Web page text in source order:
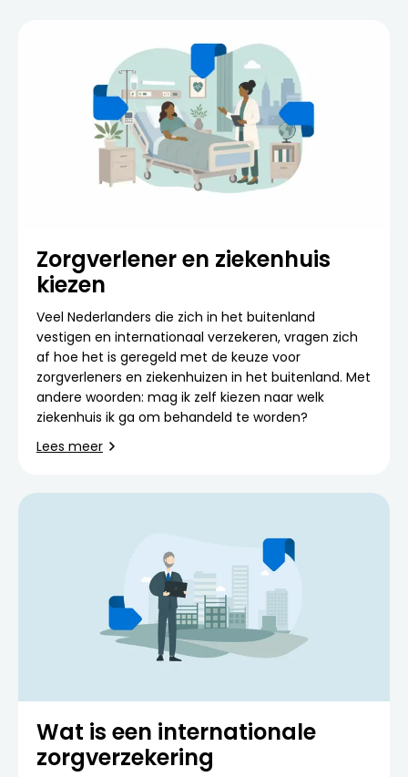
Zorgverlener en ziekenhuis
kiezen
Veel Nederlanders die zich in het buitenland
vestigen en internationaal verzekeren, vragen zich
af hoe het is geregeld met de keuze voor
zorgverleners en ziekenhuizen in het buitenland. Met
andere woorden: mag ik zelf kiezen naar welk
ziekenhuis ik ga om behandeld te worden?
Lees meer
Wat is een internationale
zorgverzekering